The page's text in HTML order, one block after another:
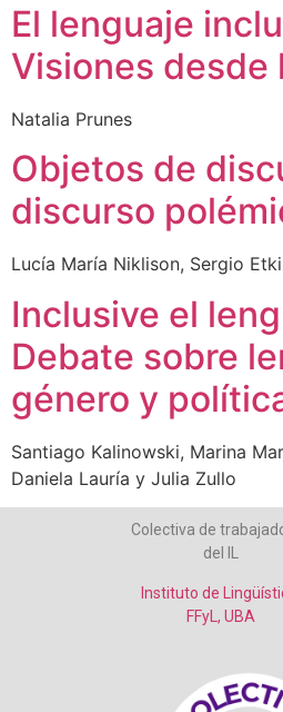
El lenguaje
Visiones desde
Natalia Prunes
Objetos de
discurso
Lucía María Niklison, Sergio
Inclusive el
Debate sobre
género y
Santiago Kalinowski, Marina
Daniela Lauría y Julia Zullo
Colectiva de
del IL
Instituto de
FFyL, UBA